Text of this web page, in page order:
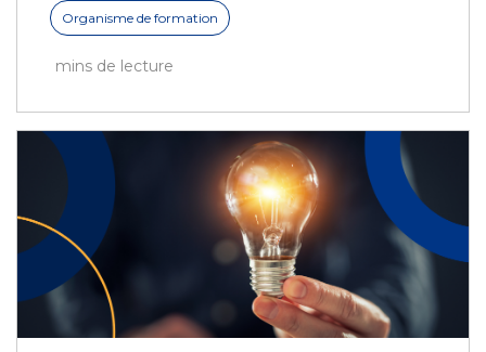
Organisme de formation
mins de lecture